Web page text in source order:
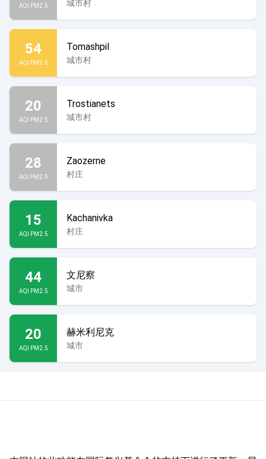
AQI PM2.5 城市村
54
AQI PM2.5
Tomashpil
城市村
20
AQI PM2.5
Trostianets
城市村
28
AQI PM2.5
Zaozerne
村庄
15
AQI PM2.5
Kachanivka
村庄
44
AQI PM2.5
文尼察
城市
20
AQI PM2.5
赫米利尼克
城市